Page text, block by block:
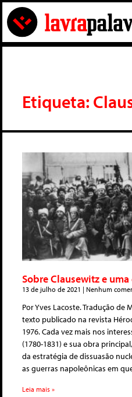
Etiqueta:
Sobre Clausewitz e
13 de julho de 2021 Nenhum
Por Yves Lacoste. Tradução de
texto publicado na revista
1976. Cada vez mais nos
(1780-1831) e sua obra
da estratégia de dissuasão
as guerras napoleônicas em
Leia mais »